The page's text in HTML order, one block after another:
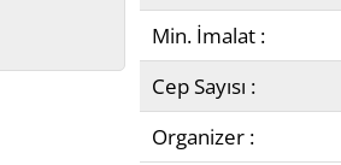
Kozmetik Çantalar
Min. İmalat :
Cep Sayısı :
Organizer :